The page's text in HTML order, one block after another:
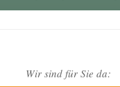
Wir sind für Sie da: